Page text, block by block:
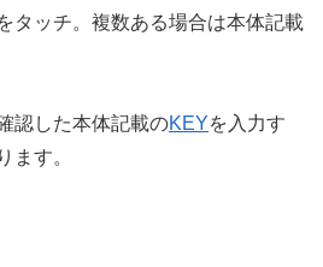
タッチ。複数ある場合は本体記載
認した本体記載のKEYを入力す
ます。